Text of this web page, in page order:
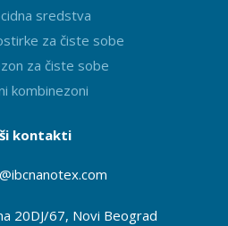
sredstva
za čiste sobe
za čiste sobe
kombinezoni
kontakti
.com
20DJ/67, Novi Beograd